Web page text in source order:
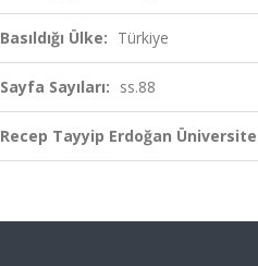
Basıldığı Ülke: Türkiye
Sayfa Sayıları: ss.88
Recep Tayyip Erdoğan